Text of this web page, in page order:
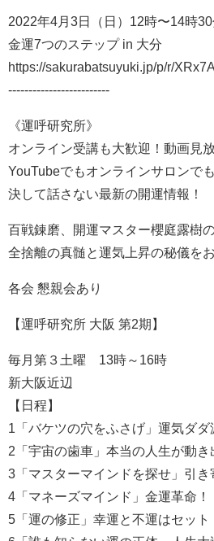
2022年4月3日（日）12時〜14時30
金運7つのステップ in 大分
https://sakurabatsuyuki.jp/p/r/
-------------------------
《運呼研究所》
オンライン受講も大歓迎！動画見
YouTubeでもオンラインサロンでも
決して話さない最新の開運情報！
百戦錬磨、開運マスター櫻庭露樹
全捨離の真髄と運気上昇の秘儀を
各会 懇親会あり
【運呼研究所 大阪 第2期】
毎月第３土曜 13時～16時
新大阪近辺
【日程】
1「バケツの穴をふさげ」運気ダダ
2「宇宙の歯車」本当の人生が動き
3「マスターマインドを探せ」引
4「マネーズマインド」金運革命！
5「運の修正」幸運と不運はセット